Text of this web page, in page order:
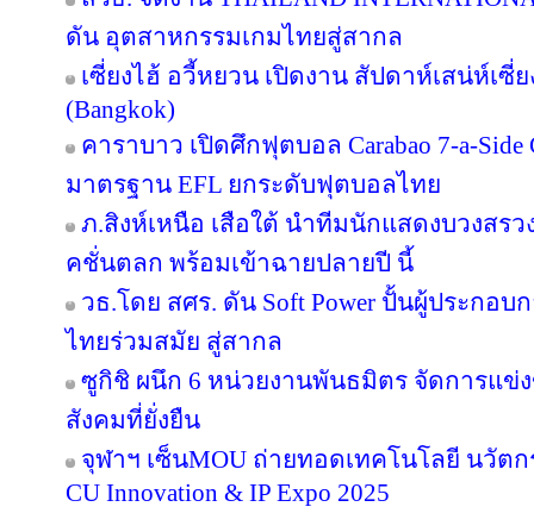
ดัน อุตสาหกรรมเกมไทยสู่สากล
เซี่ยงไฮ้ อวี้หยวน เปิดงาน สัปดาห์เสน่ห์เซี่ย
(Bangkok)
คาราบาว เปิดศึกฟุตบอล Carabao 7-a-
มาตรฐาน EFL ยกระดับฟุตบอลไทย
ภ.สิงห์เหนือ เสือใต้ นำทีมนักแสดงบวงสร
คชั่นตลก พร้อมเข้าฉายปลายปี นี้
วธ.โดย สศร. ดัน Soft Power ปั้นผู้ประกอ
ไทยร่วมสมัย สู่สากล
ซูกิชิ ผนึก 6 หน่วยงานพันธมิตร จัดการแ
สังคมที่ยั่งยืน
จุฬาฯ เซ็นMOU ถ่ายทอดเทคโนโลยี นวัต
CU Innovation & IP Expo 2025